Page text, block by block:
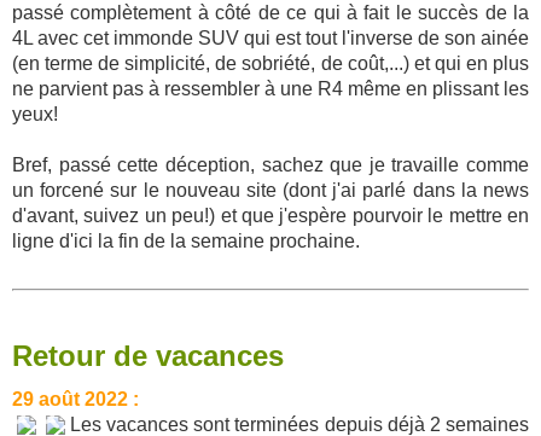
passé complètement à côté de ce qui à fait le succès de la
4L avec cet immonde SUV qui est tout l'inverse de son ainée
(en terme de simplicité, de sobriété, de coût,...) et qui en plus
ne parvient pas à ressembler à une R4 même en plissant les
yeux!
Bref, passé cette déception, sachez que je travaille comme
un forcené sur le nouveau site (dont j'ai parlé dans la news
d'avant, suivez un peu!) et que j'espère pourvoir le mettre en
ligne d'ici la fin de la semaine prochaine.
Retour de vacances
29 août 2022 :
Les vacances sont terminées depuis déjà 2 semaines